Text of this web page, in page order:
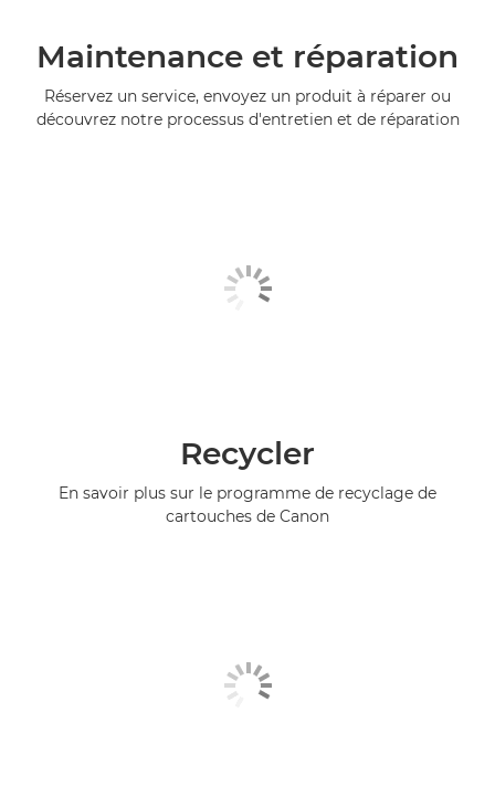
Maintenance et réparation
Réservez un service, envoyez un produit à réparer ou
découvrez notre processus d'entretien et de réparation
Recycler
En savoir plus sur le programme de recyclage de
cartouches de Canon